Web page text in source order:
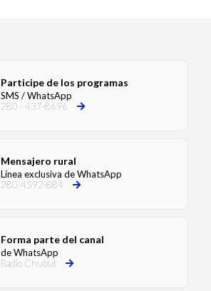
Participe de los programas
SMS / WhatsApp
280 - 437-8696
Mensajero rural
Línea exclusiva de WhatsApp
280-4592-884
Forma parte del canal
de WhatsApp
Radio Chubut